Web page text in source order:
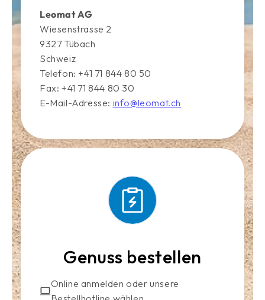
Leomat AG
Wiesenstrasse 2
9327 Tübach
Schweiz
Telefon: +41 71 844 80 50
Fax: +41 71 844 80 30
E-Mail-Adresse: info@leomat.ch
Genuss bestellen
Online anmelden oder unsere